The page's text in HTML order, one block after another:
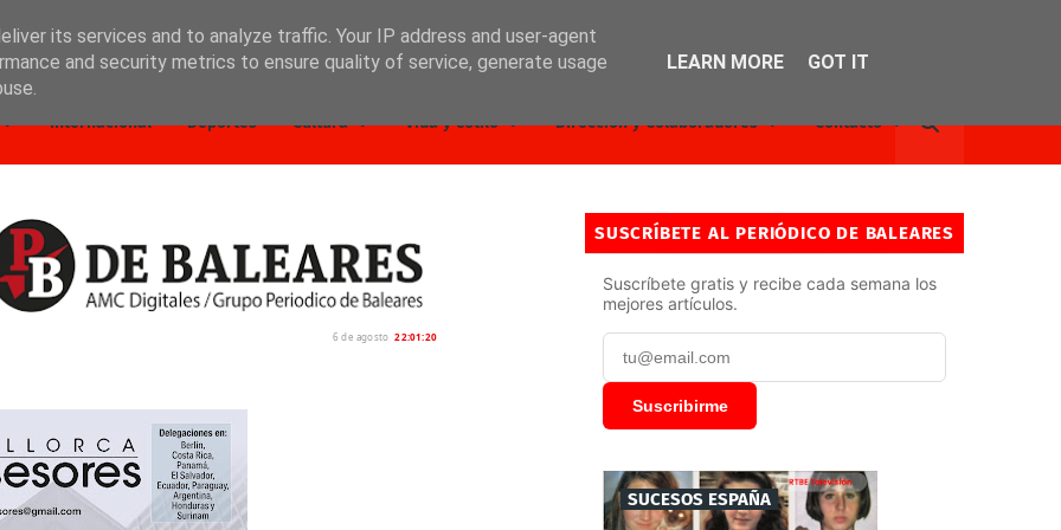
Internacional Deportes Cultura Vida y estilo Dirección y Colaboradores Contacto
6 de agosto 22:01:21
SUSCRÍBETE AL PERIÓDICO DE BALEARES
Suscríbete gratis y recibe cada semana los
mejores artículos.
Suscribirme
SUCESOS ESPAÑA
its services and to analyze traffic. Your IP address and user-agent
and security metrics to ensure quality of service, generate usage
LEARN MORE GOT IT